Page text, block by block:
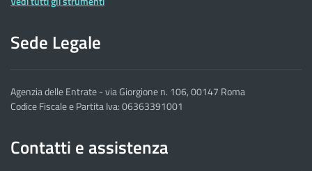
Sede Legale
Agenzia delle Entrate - via Giorgione n. 106, 00147 Roma
Codice Fiscale e Partita Iva: 06363391001
Contatti e assistenza